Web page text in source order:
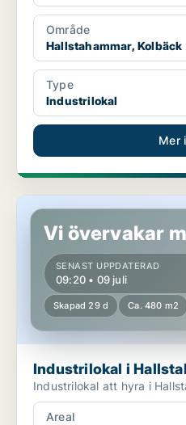
Område
Hallstahammar, Kolbäck
Type
Industrilokal
Mer
Industrilokal i Hallstahammar,
Vi övervakar
SENAST UPPDATERAD
09:20 • 09 juli
Skapad 29 d Ca. 480 m2
Industrilokal i
Industrilokal att hyra i
Areal